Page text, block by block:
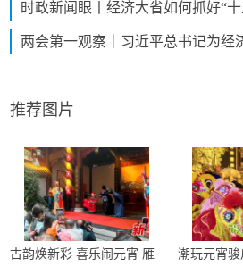
两会第一观察｜习近平总书记为经
推荐图片
古韵焕新彩 喜乐闹元宵 雁
潮玩元宵